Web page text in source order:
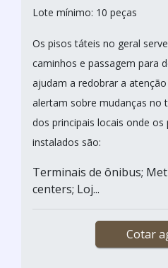
Lote mínimo: 10 peças
Os pisos táteis no geral
caminhos e passagem para
ajudam a redobrar a
alertam sobre mudanças no
dos principais locais onde os
instalados são:
Terminais de ônibus;
centers; Loj...
Cotar